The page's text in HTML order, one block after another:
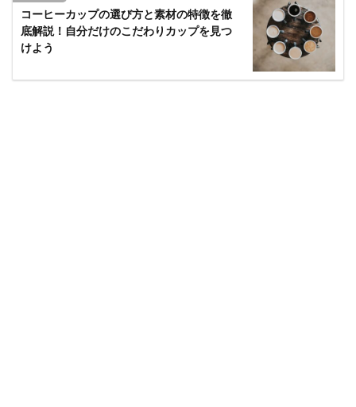
コーヒーカップの選び方と素材の特徴を徹
底解説！自分だけのこだわりカップを見つ
けよう